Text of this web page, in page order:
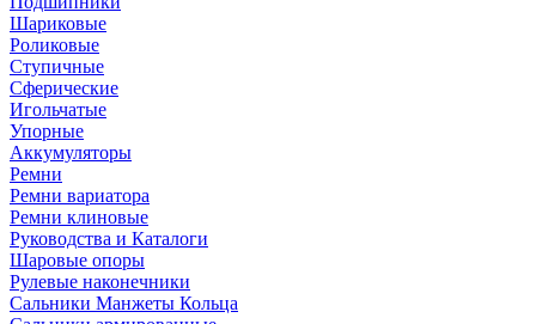
Шариковые
Роликовые
Ступичные
Сферические
Игольчатые
Упорные
Аккумуляторы
Ремни
Ремни вариатора
Ремни клиновые
Руководства и Каталоги
Шаровые опоры
Рулевые наконечники
Сальники Манжеты Кольца